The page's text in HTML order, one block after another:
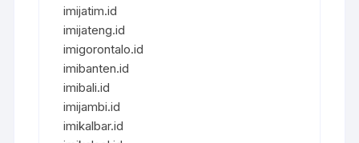
imijatim.id
imijateng.id
imigorontalo.id
imibanten.id
imibali.id
imijambi.id
imikalbar.id